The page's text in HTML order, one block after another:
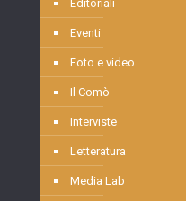
Editoriali
Eventi
Foto e video
Il Comò
Interviste
Letteratura
Media Lab